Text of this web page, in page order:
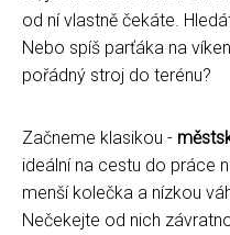
od ní vlastně čekáte.
Nebo spíš parťáka na
pořádný stroj do terénu?
Začneme klasikou -
ideální na cestu do práce
menší kolečka a nízkou
Nečekejte od nich